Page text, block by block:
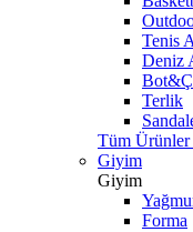
Tenis
Deniz
Terlik
Tüm Ürünler
Giyim
Giyim
Forma